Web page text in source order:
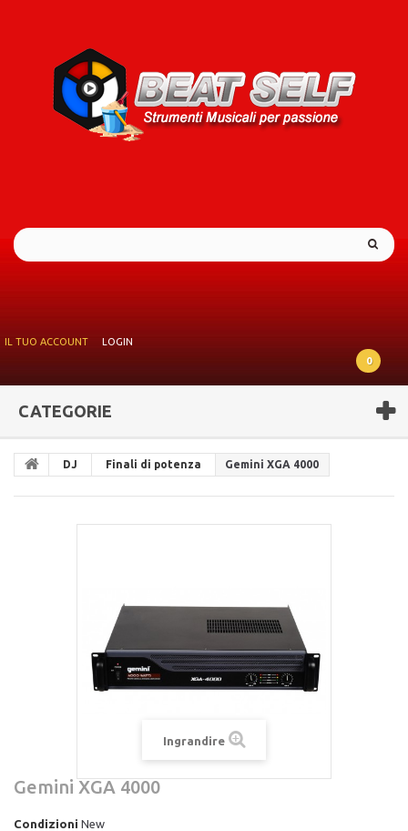
IL TUO ACCOUNT
LOGIN
0
CATEGORIE
DJ Finali di potenza Gemini XGA 4000
Ingrandire
Gemini XGA 4000
Condizioni New